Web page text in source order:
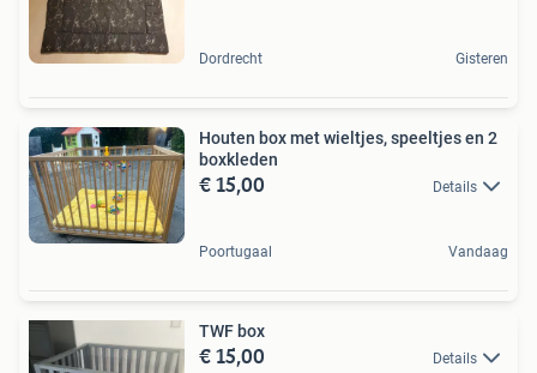
Dordrecht Gisteren
Houten box met wieltjes, speeltjes en 2
boxkleden
€ 15,00 Details
Poortugaal Vandaag
TWF box
€ 15,00 Details